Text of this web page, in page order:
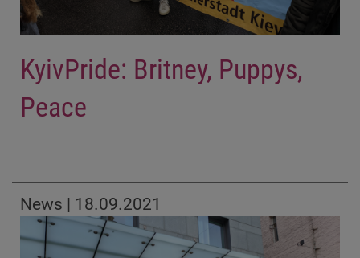
KyivPride: Britney, Puppys,
Peace
News | 18.09.2021